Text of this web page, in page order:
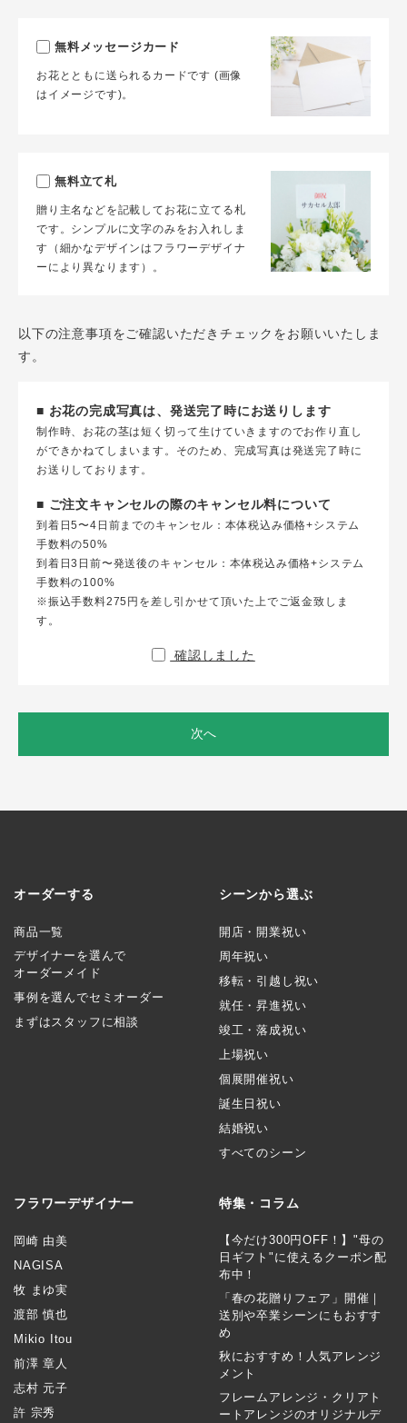
無料メッセージカード
お花とともに送られるカードです (画像
はイメージです)。
無料立て札
贈り主名などを記載してお花に立てる札
です。シンプルに文字のみをお入れしま
す（細かなデザインはフラワーデザイナ
ーにより異なります）。
以下の注意事項をご確認いただきチェックをお願いいたしま
す。
■ お花の完成写真は、発送完了時にお送りします
制作時、お花の茎は短く切って生けていきますのでお作り直し
ができかねてしまいます。そのため、完成写真は発送完了時に
お送りしております。
■ ご注文キャンセルの際のキャンセル料について
到着日5〜4日前までのキャンセル：本体税込み価格+システム
手数料の50%
到着日3日前〜発送後のキャンセル：本体税込み価格+システム
手数料の100%
※振込手数料275円を差し引かせて頂いた上でご返金致しま
す。
確認しました
次へ
オーダーする
商品一覧
デザイナーを選んで
オーダーメイド
事例を選んでセミオーダー
まずはスタッフに相談
シーンから選ぶ
開店・開業祝い
周年祝い
移転・引越し祝い
就任・昇進祝い
竣工・落成祝い
上場祝い
個展開催祝い
誕生日祝い
結婚祝い
すべてのシーン
フラワーデザイナー
岡崎 由美
NAGISA
牧 まゆ実
渡部 慎也
Mikio Itou
前澤 章人
志村 元子
許 宗秀
特集・コラム
【今だけ300円OFF！】"母の
日ギフト"に使えるクーポン配
布中！
「春の花贈りフェア」開催｜
送別や卒業シーンにもおすす
め
秋におすすめ！人気アレンジ
メント
フレームアレンジ・クリアト
ートアレンジのオリジナルデ